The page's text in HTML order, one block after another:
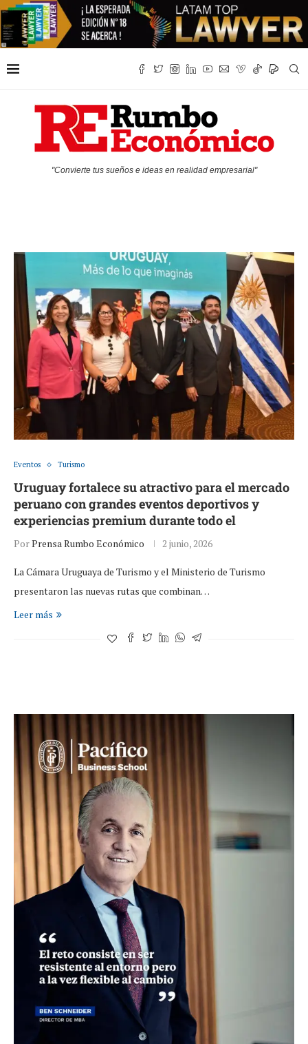
"Convierte tus sueños e ideas en realidad empresarial"
Eventos Turismo
Uruguay fortalece su atractivo para el mercado
peruano con grandes eventos deportivos y
experiencias premium durante todo el
PorPrensa Rumbo Económico 2 junio, 2026
La Cámara Uruguaya de Turismo y el Ministerio de Turismo
presentaron las nuevas rutas que combinan…
Leer más